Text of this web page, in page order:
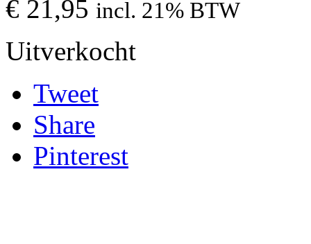
€ 21,95 incl. 21% BTW
Uitverkocht
Tweet
Share
Pinterest